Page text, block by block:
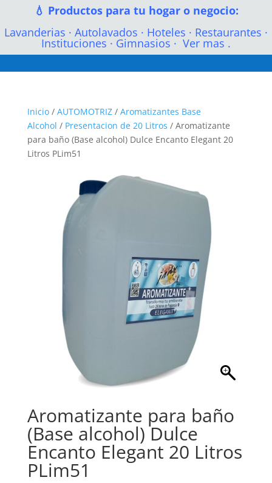
💧 Productos para tu hogar o negocio:
Lavanderias · Autolavados · Hoteles · Restaurantes ·
Instituciones · Gimnasios · Ver mas .
Inicio/ AUTOMOTRIZ/ Aromatizantes Base
Alcohol / Presentacion de 20 Litros / Aromatizante
para baño (Base alcohol) Dulce Encanto Elegant 20
Litros PLim51
Aromatizante para baño
(Base alcohol) Dulce
Encanto Elegant 20 Litros
PLim51